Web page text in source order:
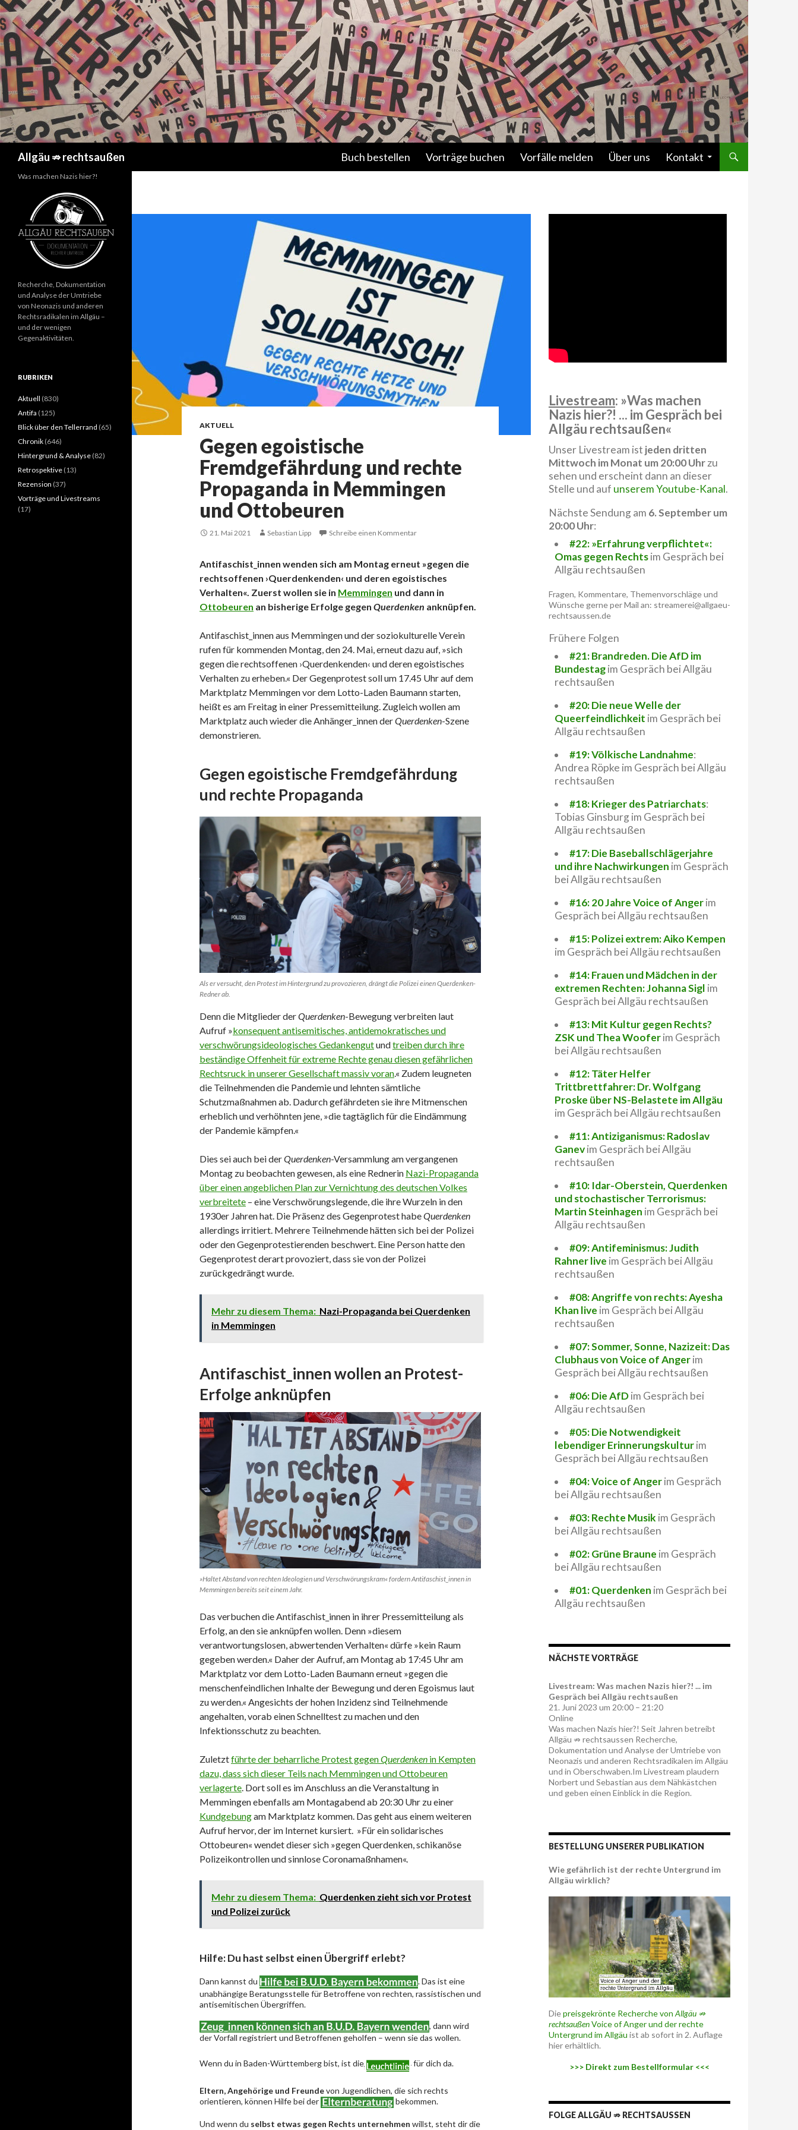
Allgäu ⇏ rechtsaußen Buch bestellen Vorträge buchen Vorfälle melden Über uns Kontakt
AKTUELL
Gegen egoistische
Fremdgefährdung und rechte
Propaganda in Memmingen
und Ottobeuren
21. Mai 2021 Sebastian Lipp Schreibe einen Kommentar
Antifaschist_innen wenden sich am Montag erneut »gegen die
rechtsoffenen ›Querdenkenden‹ und deren egoistisches
Verhalten«. Zuerst wollen sie in Memmingen und dann in
Ottobeuren an bisherige Erfolge gegen Querdenken anknüpfen.
Antifaschist_innen aus Memmingen und der soziokulturelle Verein
rufen für kommenden Montag, den 24. Mai, erneut dazu auf, »sich
gegen die rechtsoffenen ›Querdenkenden‹ und deren egoistisches
Verhalten zu erheben.« Der Gegenprotest soll um 17.45 Uhr auf dem
Marktplatz Memmingen vor dem Lotto-Laden Baumann starten,
heißt es am Freitag in einer Pressemitteilung. Zugleich wollen am
Marktplatz auch wieder die Anhänger_innen derQuerdenken-Szene
demonstrieren.
Gegen egoistische Fremdgefährdung
und rechte Propaganda
Als er versucht, den Protest im Hintergrund zu provozieren, drängt die Polizei einen Querdenken-
Redner ab.
Denn die Mitglieder derQuerdenken-Bewegung verbreiten laut
Aufruf »konsequent antisemitisches, antidemokratisches und
verschwörungsideologisches Gedankengutundtreiben durch ihre
beständige Offenheit für extreme Rechte genau diesen gefährlichen
Rechtsruck in unserer Gesellschaft massiv voran.« Zudem leugneten
die Teilnehmenden die Pandemie und lehnten sämtliche
Schutzmaßnahmen ab. Dadurch gefährdeten sie ihre Mitmenschen
erheblich und verhöhnten jene, »die tagtäglich für die Eindämmung
der Pandemie kämpfen.«
Dies sei auch bei derQuerdenken-Versammlung am vergangenen
Montag zu beobachten gewesen, als eine Rednerin Nazi-Propaganda
über einen angeblichen Plan zur Vernichtung des deutschen Volkes
verbreitete – eine Verschwörungslegende, die ihre Wurzeln in den
1930er Jahren hat. Die Präsenz des Gegenprotest habeQuerdenken
allerdings irritiert. Mehrere Teilnehmende hätten sich bei der Polizei
oder den Gegenprotestierenden beschwert. Eine Person hatte den
Gegenprotest derart provoziert, dass sie von der Polizei
zurückgedrängt wurde.
Mehr zu diesem Thema: Nazi-Propaganda bei Querdenken
in Memmingen
Antifaschist_innen wollen an Protest-
Erfolge anknüpfen
»Haltet Abstand von rechten Ideologien und Verschwörungskram« fordern Antifaschist_innen in
Memmingen bereits seit einem Jahr.
Das verbuchen die Antifaschist_innen in ihrer Pressemitteilung als
Erfolg, an den sie anknüpfen wollen. Denn »diesem
verantwortungslosen, abwertenden Verhalten« dürfe »kein Raum
gegeben werden.« Daher der Aufruf, am Montag ab 17:45 Uhr am
Marktplatz vor dem Lotto-Laden Baumann erneut »gegen die
menschenfeindlichen Inhalte der Bewegung und deren Egoismus laut
zu werden.« Angesichts der hohen Inzidenz sind Teilnehmende
angehalten, vorab einen Schnelltest zu machen und den
Infektionsschutz zu beachten.
Zuletztführte der beharrliche Protest gegenQuerdenken in Kempten
dazu, dass sich dieser Teils nach Memmingen und Ottobeuren
verlagerte. Dort soll es im Anschluss an die Veranstaltung in
Memmingen ebenfalls am Montagabend ab 20:30 Uhr zu einer
Kundgebungam Marktplatz kommen. Das geht aus einem weiteren
Aufruf hervor, der im Internet kursiert. »Für ein solidarisches
Ottobeuren« wendet dieser sich »gegen Querdenken, schikanöse
Polizeikontrollen und sinnlose Coronamaßnhamen«.
Mehr zu diesem Thema: Querdenken zieht sich vor Protest
und Polizei zurück
Hilfe: Du hast selbst einen Übergriff erlebt?
Dann kannst du
. Das ist eine
unabhängige Beratungsstelle für Betroffene von rechten, rassistischen und
antisemitischen Übergriffen.
, dann wird
der Vorfall registriert und Betroffenen geholfen – wenn sie das wollen.
Wenn du in Baden-Württemberg bist, ist die für dich da.
Eltern, Angehörige und Freundevon Jugendlichen, die sich rechts
orientieren, können Hilfe bei der
bekommen.
Und wenn du selbst etwas gegen Rechts unternehmen willst, steht dir die
Livestream: »Was machen
Nazis hier?! ... im Gespräch bei
Allgäu rechtsaußen«
Unser Livestream ist jeden dritten
Mittwoch im Monat um 20:00 Uhrzu
sehen und erscheint dann an dieser
Stelle und auf unserem Youtube-Kanal.
Nächste Sendung am 6. September um
20:00 Uhr:
#22: »Erfahrung verpflichtet«:
Omas gegen Rechtsim Gespräch bei
Allgäu rechtsaußen
Fragen, Kommentare, Themenvorschläge und
Wünsche gerne per Mail an: streamerei@allgaeu-
rechtsaussen.de
Frühere Folgen
#21: Brandreden. Die AfD im
Bundestagim Gespräch bei Allgäu
rechtsaußen
#20: Die neue Welle der
Queerfeindlichkeit im Gespräch bei
Allgäu rechtsaußen
#19: Völkische Landnahme:
Andrea Röpke im Gespräch bei Allgäu
rechtsaußen
#18: Krieger des Patriarchats:
Tobias Ginsburg im Gespräch bei
Allgäu rechtsaußen
#17: Die Baseballschlägerjahre
und ihre Nachwirkungen im Gespräch
bei Allgäu rechtsaußen
#16: 20 Jahre Voice of Angerim
Gespräch bei Allgäu rechtsaußen
#15: Polizei extrem: Aiko Kempen
im Gespräch bei Allgäu rechtsaußen
#14: Frauen und Mädchen in der
extremen Rechten: Johanna Sigl im
Gespräch bei Allgäu rechtsaußen
#13: Mit Kultur gegen Rechts?
ZSK und Thea Wooferim Gespräch
bei Allgäu rechtsaußen
#12: Täter Helfer
Trittbrettfahrer: Dr. Wolfgang
Proske über NS-Belastete im Allgäu
im Gespräch bei Allgäu rechtsaußen
#11: Antiziganismus: Radoslav
Ganevim Gespräch bei Allgäu
rechtsaußen
#10: Idar-Oberstein, Querdenken
und stochastischer Terrorismus:
Martin Steinhagen im Gespräch bei
Allgäu rechtsaußen
#09: Antifeminismus: Judith
Rahner live im Gespräch bei Allgäu
rechtsaußen
#08: Angriffe von rechts: Ayesha
Khan live im Gespräch bei Allgäu
rechtsaußen
#07: Sommer, Sonne, Nazizeit: Das
Clubhaus von Voice of Angerim
Gespräch bei Allgäu rechtsaußen
#06: Die AfDim Gespräch bei
Allgäu rechtsaußen
#05: Die Notwendigkeit
lebendiger Erinnerungskulturim
Gespräch bei Allgäu rechtsaußen
#04: Voice of Angerim Gespräch
bei Allgäu rechtsaußen
#03: Rechte Musik im Gespräch
bei Allgäu rechtsaußen
#02: Grüne Braune im Gespräch
bei Allgäu rechtsaußen
#01: Querdenken im Gespräch bei
Allgäu rechtsaußen
NÄCHSTE VORTRÄGE
Livestream: Was machen Nazis hier?! ... im
Gespräch bei Allgäu rechtsaußen
21. Juni 2023 um 20:00 – 21:20
Online
Was machen Nazis hier?! Seit Jahren betreibt
Allgäu ⇏ rechtsaussen Recherche,
Dokumentation und Analyse der Umtriebe von
Neonazis und anderen Rechtsradikalen im Allgäu
und in Oberschwaben.Im Livestream plaudern
Norbert und Sebastian aus dem Nähkästchen
und geben einen Einblick in die Region.
BESTELLUNG UNSERER PUBLIKATION
Wie gefährlich ist der rechte Untergrund im
Allgäu wirklich?
Diepreisgekrönte Recherche von Allgäu ⇏
rechtsaußenVoice of Anger und der rechte
Untergrund im Allgäu ist ab sofort in 2. Auflage
hier erhältlich.
>>> Direkt zum Bestellformular <<<
FOLGE ALLGÄU ⇏ RECHTSAUSSEN
Was machen Nazis hier?!
Recherche, Dokumentation
und Analyse der Umtriebe
von Neonazis und anderen
Rechtsradikalen im Allgäu –
und der wenigen
Gegenaktivitäten.
RUBRIKEN
Aktuell (830)
Antifa (125)
Blick über den Tellerrand (65)
Chronik (646)
Hintergrund & Analyse (82)
Retrospektive (13)
Rezension (37)
Vorträge und Livestreams
(17)